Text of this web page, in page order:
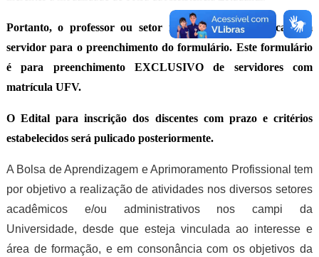
Portanto,o professor ousetor interessado deve indicar um
servidor para o preenchimento do formulário. Este formulário
é para preenchimento EXCLUSIVO de servidores com
matrícula UFV.
OEdital para inscrição dos discentescom prazo e critérios
estabelecidos será pulicado posteriormente.
A Bolsa de Aprendizagem e Aprimoramento Profissional tem
por objetivo a realização de atividades nos diversos setores
acadêmicos e/ou administrativos nos campi da
Universidade, desde que esteja vinculada ao interesse e
área de formação, e em consonância com os objetivos da